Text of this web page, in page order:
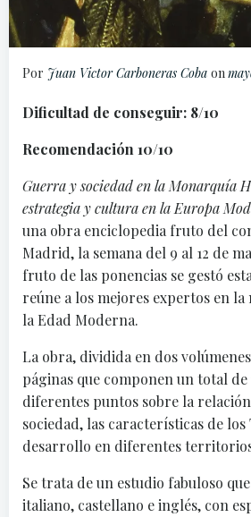
Por Juan Victor Carboneras Coba on
Dificultad de conseguir: 8/10
Recomendación 10/10
Guerra y sociedad en la Monarquía
estrategia y cultura en la Europa
una obra enciclopedia fruto del
Madrid, la semana del 9 al 12 de
fruto de las ponencias se gestó
reúne a los mejores expertos en
la Edad Moderna.
La obra, dividida en dos
páginas que componen un total
diferentes puntos sobre la
sociedad, las características de los
desarrollo en diferentes
Se trata de un estudio fabuloso
italiano, castellano e inglés, con